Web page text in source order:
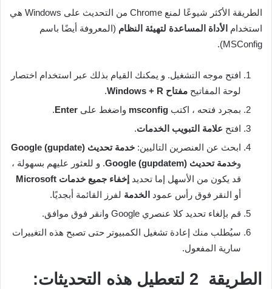
الطريقة الأكثر شيوعًا لمنع Chrome من التحديث على Windows هي
استخدام الأداة المساعدة لتهيئة النظام (المعروفة أيضًا باسم
MSConfig).
افتح موجه التشغيل. و يمكنك القيام بذلك عبر استخدام اختصار
لوحة المفاتيح مفتاح Windows + R
.
بمجرد فتحه ، اكتب msconfig واضغط على Enter
.
افتح علامة التبويب الخدمات.
ابحث عن العنصرين التاليين: خدمة تحديث Google (gupdate)
وخدمة تحديث Google (gupdatem)
. و للعثور عليهم بسهولة ،
قد يكون من الأسهل إما تحديد إخفاء جميع خدمات Microsoft
أو النقر فوق رأس عمود الخدمة لفرز القائمة أبجديًا.
قم بإلغاء تحديد كلا عنصري Google وانقر فوق موافق.
سيُطلب منك إعادة تشغيل الكمبيوتر حتى تصبح هذه التغييرات
سارية المفعول.
الطريقة 2 لتعطيل هذه التحديثات: